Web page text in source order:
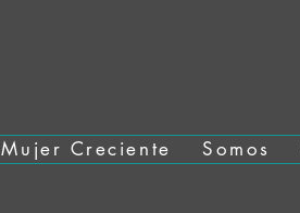
Mujer Creciente Somos